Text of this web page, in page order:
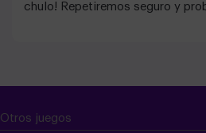
chulo! Repetiremos seguro y
Otros juegos